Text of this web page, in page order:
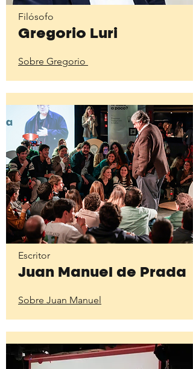
Filósofo
Gregorio Luri
Sobre Gregorio
Escritor
Juan Manuel de Prada
Sobre Juan Manuel